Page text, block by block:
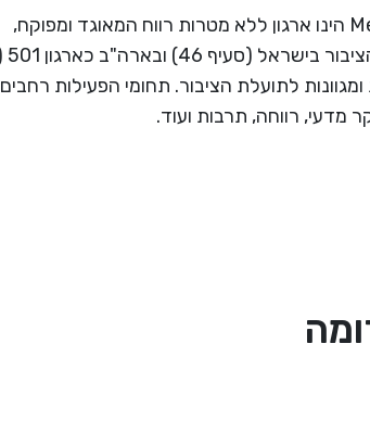
Merit Spread Foundation הינו ארגון ללא מטרות רווח המאוגד ומפוקח,
לתועלת הציבור. תחומי הפעילות רחבים
מדעי, רווחה, תרבות ועוד.